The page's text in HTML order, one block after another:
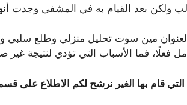
ولكن بعد القيام به في المشفى وجدت
مين سوت تحليل منزلي وطلع سلبي
فعلًا، فما الأسباب التي تؤدي لنتيجة غير
قام بها الغير نرشح لكم الاطلاع على